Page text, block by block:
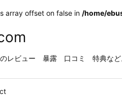
array offset on false in /home/
レビュー 暴露 口コミ 特典など